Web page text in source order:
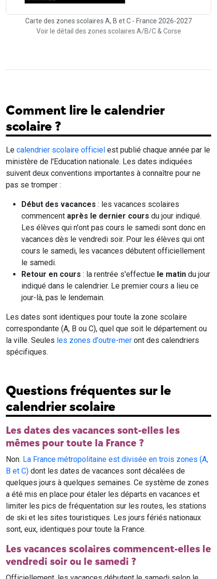
Carte des zones scolaires A, B et C - France 2026-2027
Voir le détail des zones scolaires A/B/C & Corse
Comment lire le calendrier
scolaire ?
Le calendrier scolaire officiel est publié chaque année par le
ministère de l'Education nationale. Les dates indiquées
suivent deux conventions importantes à connaître pour ne
pas se tromper :
Début des vacances : les vacances scolaires
commencent après le dernier cours du jour indiqué.
Les élèves qui n'ont pas cours le samedi sont donc en
vacances dès le vendredi soir. Pour les élèves qui ont
cours le samedi, les vacances débutent officiellement
le samedi.
Retour en cours : la rentrée s'effectue le matin du jour
indiqué dans le calendrier. Le premier cours a lieu ce
jour-là, pas le lendemain.
Les dates sont identiques pour toute la zone scolaire
correspondante (A, B ou C), quel que soit le département ou
la ville. Seules les zones d'outre-mer ont des calendriers
spécifiques.
Questions fréquentes sur le
calendrier scolaire
Les dates des vacances sont-elles les
mêmes pour toute la France ?
Non. La France métropolitaine est divisée en trois zones (A,
B et C) dont les dates de vacances sont décalées de
quelques jours à quelques semaines. Ce système de zones
a été mis en place pour étaler les départs en vacances et
limiter les pics de fréquentation sur les routes, les stations
de ski et les sites touristiques. Les jours fériés nationaux
sont, eux, identiques pour toute la France.
Les vacances scolaires commencent-elles le
vendredi soir ou le samedi ?